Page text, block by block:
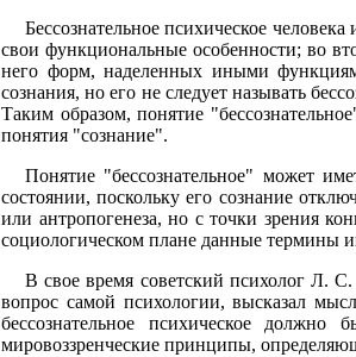
Бессознательное психическое
свои функциональные особенности; во
него форм, наделенных иными
сознания, но его не следует называть
Таким образом, понятие
понятия "сознание".
Понятие "бессознательное" может
состоянии, поскольку его сознание
или антропогенеза, но с точки зрения
социологическом плане данные термины
В свое время советский психолог Л.
вопрос самой психологии, высказал
бессознательное психическое должно
мировоззренческие принципы,